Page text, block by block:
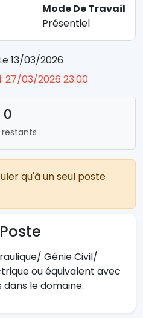
Mode De Travail
Présentiel
13/03/2026
27/03/2026 23:00
0
restants
qu'à un seul poste
Génie Civil/
ou équivalent avec
le domaine.